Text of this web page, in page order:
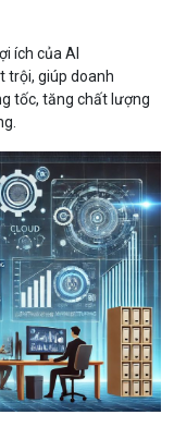
ích của AI
trội, giúp doanh
tốc, tăng chất lượng